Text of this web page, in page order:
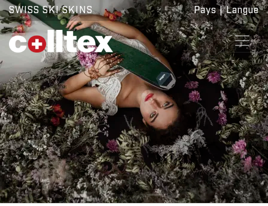
SWISS SKI SKINS Pays|Langue